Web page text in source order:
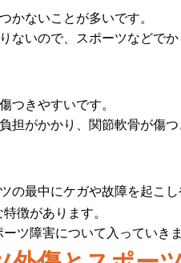
かないことが多いです。
ないので、スポーツなどで
つきやすいです。
担がかかり、関節軟骨が傷
の最中にケガや故障を起こし
徴があります。
ツ障害について入っていきま